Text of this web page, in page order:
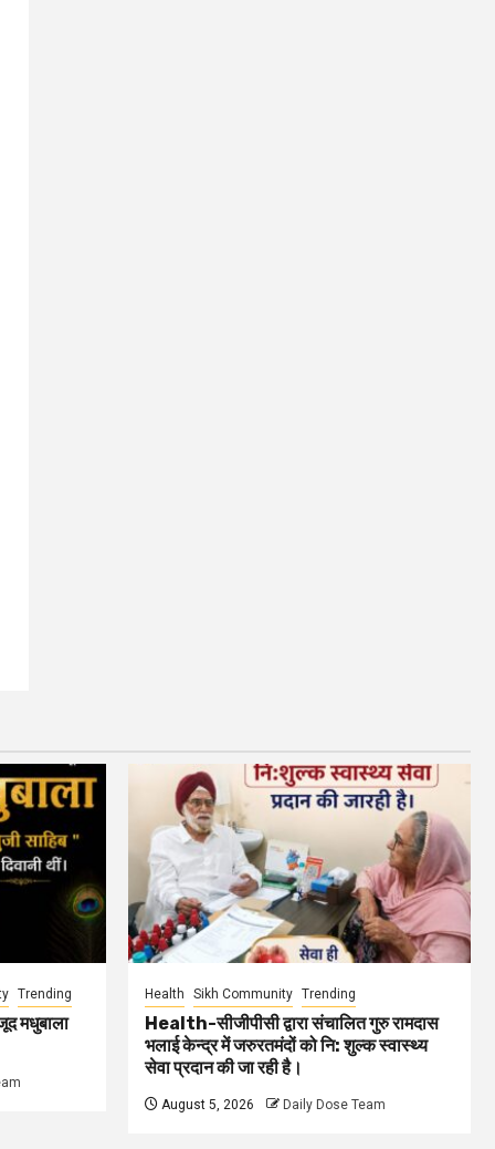
Trending
मधुबाला
Health Sikh Community Trending
Health-सीजीपीसी द्वारा संचालित गुरु रामदास
भलाई केन्द्र में जरुरतमंदों को नि: शुल्क स्वास्थ्य
सेवा प्रदान की जा रही है।
August 5, 2026 Daily Dose Team